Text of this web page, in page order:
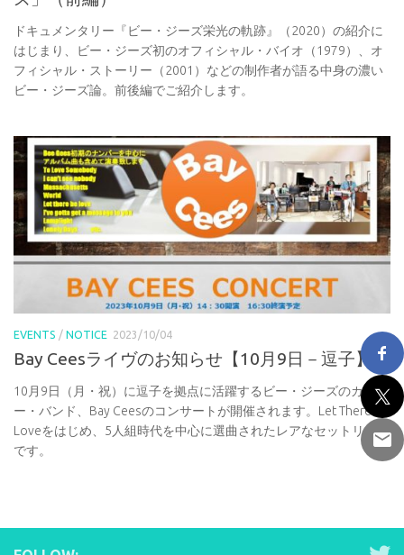
ドキュメンタリー『ビー・ジーズ栄光の軌跡』（2020）の紹介に
はじまり、ビー・ジーズ初のオフィシャル・バイオ（1979）、オ
フィシャル・ストーリー（2001）などの制作者が語る中身の濃い
ビー・ジーズ論。前後編でご紹介します。
EVENTS / NOTICE 2023/10/04
Bay Ceesライヴのお知らせ【10月9日－逗子】
10月9日（月・祝）に逗子を拠点に活躍するビー・ジーズのカバ
ー・バンド、Bay Ceesのコンサートが開催されます。Let There Be
Loveをはじめ、5人組時代を中心に選曲されたレアなセットリスト
です。